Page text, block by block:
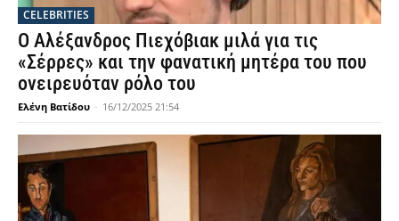
CELEBRITIES
Ο Αλέξανδρος Πιεχόβιακ μιλά για τις
«Σέρρες» και την φανατική μητέρα του που
ονειρευόταν ρόλο του
Ελένη Βατίδου - 16/12/2025 21:54